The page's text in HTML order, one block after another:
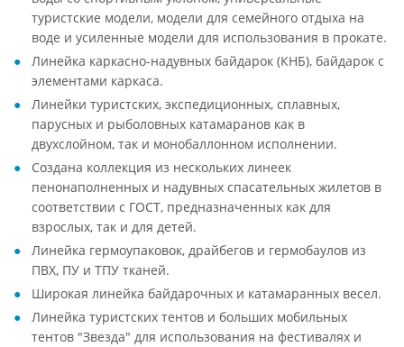
туристские модели, модели для семейного отдыха на
воде и усиленные модели для использования в прокате.
Линейка каркасно-надувных байдарок (КНБ), байдарок с
элементами каркаса.
Линейки туристских, экспедиционных, сплавных,
парусных и рыболовных катамаранов как в
двухслойном, так и монобаллонном исполнении.
Создана коллекция из нескольких линеек
пенонаполненных и надувных спасательных жилетов в
соответствии с ГОСТ, предназначенных как для
взрослых, так и для детей.
Линейка гермоупаковок, драйбегов и гермобаулов из
ПВХ, ПУ и ТПУ тканей.
Широкая линейка байдарочных и катамаранных весел.
Линейка туристских тентов и больших мобильных
тентов "Звезда" для использования на фестивалях и